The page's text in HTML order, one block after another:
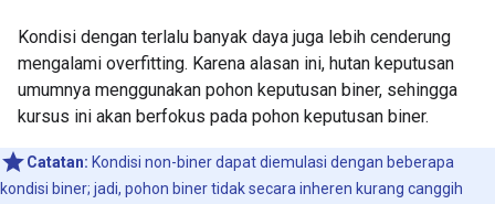
Kondisi dengan terlalu banyak daya juga lebih cenderung
mengalami overfitting. Karena alasan ini, hutan keputusan
umumnya menggunakan pohon keputusan biner, sehingga
kursus ini akan berfokus pada pohon keputusan biner.
Catatan: Kondisi non-biner dapat diemulasi dengan beberapa
kondisi biner; jadi, pohon biner tidak secara inheren kurang canggih